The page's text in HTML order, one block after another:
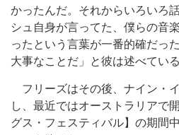
かったんだ。それからいろいろ
シュ自身が言ってた、僕らの音
ったという言葉が一番的確だっ
大事なことだ」と彼は述べている
フリーズはその後、ナイン・
し、最近ではオーストラリアで
グス・フェスティバル】の期間